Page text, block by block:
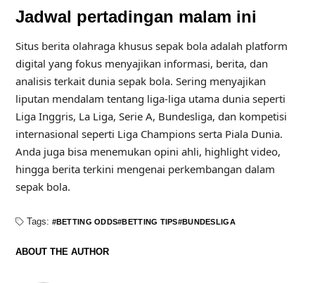
Jadwal pertadingan malam ini
Situs berita olahraga khusus sepak bola adalah platform
digital yang fokus menyajikan informasi, berita, dan
analisis terkait dunia sepak bola. Sering menyajikan
liputan mendalam tentang liga-liga utama dunia seperti
Liga Inggris, La Liga, Serie A, Bundesliga, dan kompetisi
internasional seperti Liga Champions serta Piala Dunia.
Anda juga bisa menemukan opini ahli, highlight video,
hingga berita terkini mengenai perkembangan dalam
sepak bola.
Tags: BETTING ODDS BETTING TIPS BUNDESLIGA
ABOUT THE AUTHOR